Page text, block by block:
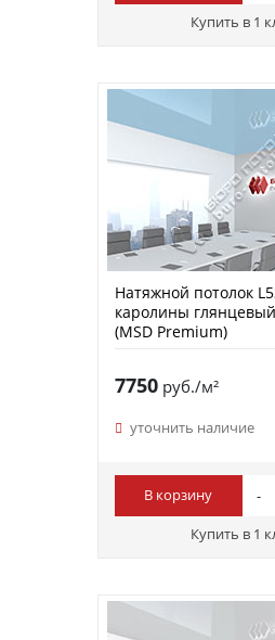
Купить в 1
Натяжной потолок
каролины
(MSD Premium)
7750руб./м²
уточнить наличие
В корзину
Купить в 1